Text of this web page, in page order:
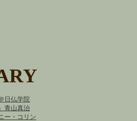
日仏学院
青山真治
ー・コリン